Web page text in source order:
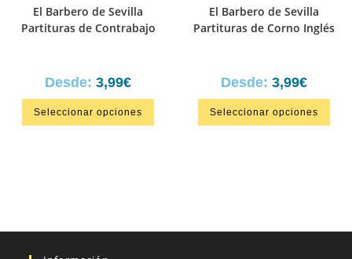
El Barbero de Sevilla
Partituras de Contrabajo
Desde: 3,99€
Seleccionar opciones
El Barbero de Sevilla
Partituras de Corno Inglés
Desde: 3,99€
Seleccionar opciones